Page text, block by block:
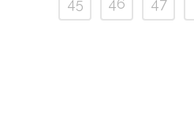
45
46 47